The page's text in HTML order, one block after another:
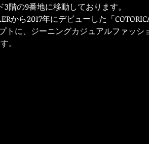
階の9番地に移動しております。
から2017年にデビューした「
プトに、ジーニングカジュアルファッ
。